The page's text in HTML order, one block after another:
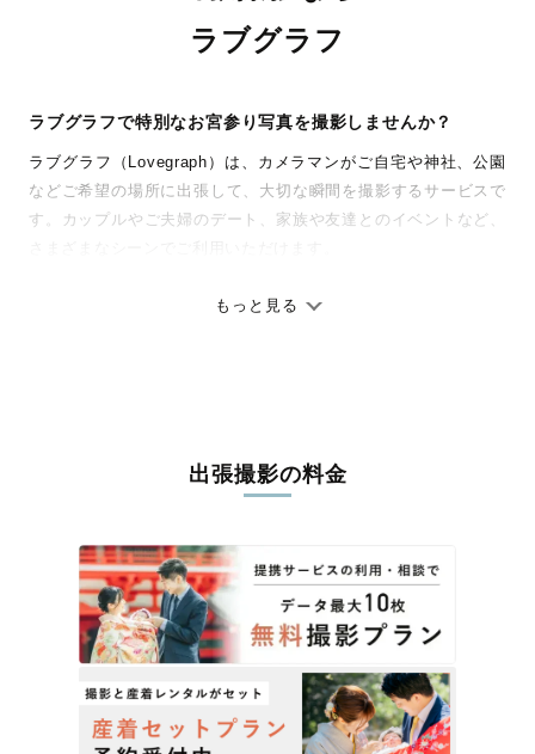
ラブグラフ
ラブグラフで特別なお宮参り写真を撮影しませんか？
ラブグラフ（Lovegraph）は、カメラマンがご自宅や神社、公園
などご希望の場所に出張して、大切な瞬間を撮影するサービスで
す。カップルやご夫婦のデート、家族や友達とのイベントなど、
ありのままの空気感を大切に、何十年経っても見返したくなるよ
ィを身につけたプロのカメラマンが全国47都道府県に在籍してい
ます。創業10年のノウハウを活かし、思い出に残る素敵な撮影体
丁寧なレタッチで思い出を美しく仕上げます
撮影後は、独自の編集技術で写真の明るさや色合いを丁寧に調
整。自然な雰囲気を残しつつも、おしゃれで洗練された仕上がり
に。きっと「こんな写真を撮ってほしかった！」と思える一枚に
出会えます。まずは、ラブグラフの
撮影事例をご覧ください。
もっと見る
出張撮影の料金